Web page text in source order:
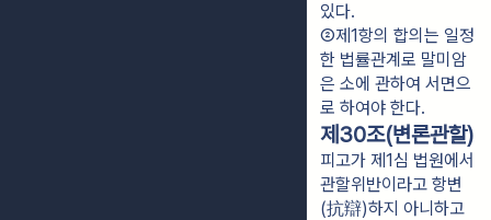
있다.
②제1항의 합의는 일정
한 법률관계로 말미암
은 소에 관하여 서면으
로 하여야 한다.
제30조(변론관할)
피고가 제1심 법원에서
관할위반이라고 항변
(抗辯)하지 아니하고